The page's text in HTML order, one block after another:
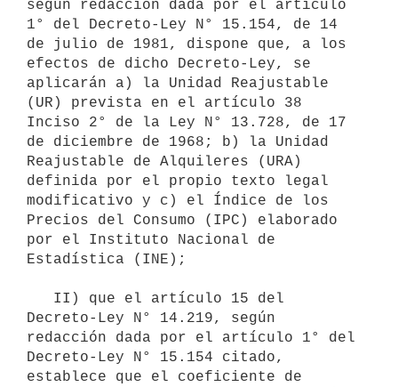
según redacción dada por el artículo
1° del Decreto-Ley N° 15.154, de 14
de julio de 1981, dispone que, a los
efectos de dicho Decreto-Ley, se
aplicarán a) la Unidad Reajustable
(UR) prevista en el artículo 38
Inciso 2° de la Ley N° 13.728, de 17
de diciembre de 1968; b) la Unidad
Reajustable de Alquileres (URA)
definida por el propio texto legal
modificativo y c) el Índice de los
Precios del Consumo (IPC) elaborado
por el Instituto Nacional de
Estadística (INE);
Decreto-Ley N° 14.219, según
redacción dada por el artículo 1° del
Decreto-Ley N° 15.154 citado,
establece que el coeficiente de